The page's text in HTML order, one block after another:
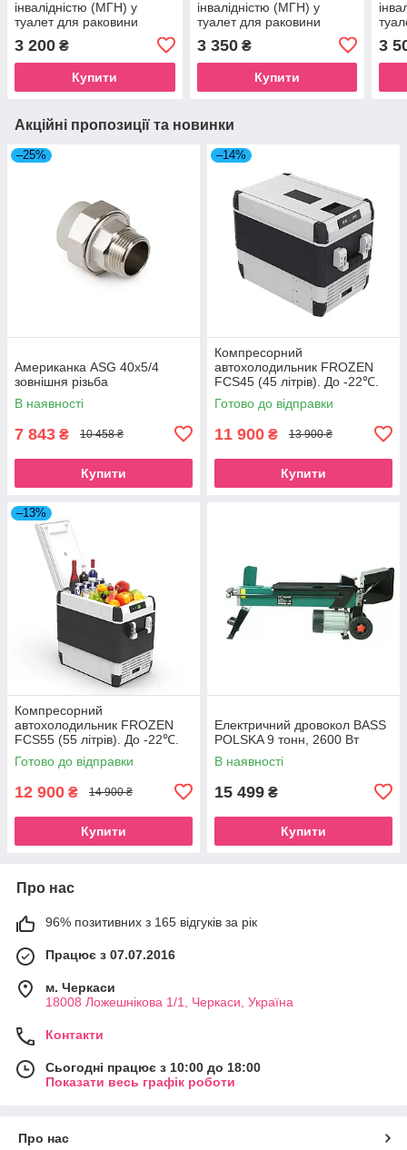
інвалідністю (МГН) у
туалет для раковини
підлогово-настінний INVO
дві опори
3 200 ₴
Купити
інвалідністю (МГН) у
туалет для раковини
підлогово-настінний INVO
дві опори
3 350₴
Купити
дві
3
Акційні пропозиції та новинки
–25%
Американка ASG 40x5/4
зовнішня різьба
В наявності
7 843 ₴ 10 458 ₴
Купити
–14%
Компресорний
автохолодильник FROZEN
FCS45 (45 літрів). До -22℃.
Живлення 12, 24, 220 вольт
Готово до відправки
11 900 ₴ 13 900 ₴
Купити
–13%
Компресорний
автохолодильник FROZEN
FCS55 (55 літрів). До -22℃.
Живлення 12, 24, 220 вольт
Готово до відправки
12 900 ₴ 14 900 ₴
Купити
Електричний дровокол BASS
POLSKA 9 тонн, 2600 Вт
В наявності
15 499 ₴
Купити
Про нас
96% позитивних з 165 відгуків за рік
Працює з 07.07.2016
м. Черкаси
18008 Ложешнікова 1/1, Черкаси, Україна
Контакти
Сьогодні працює з 10:00 до 18:00
Показати весь графік роботи
Про нас